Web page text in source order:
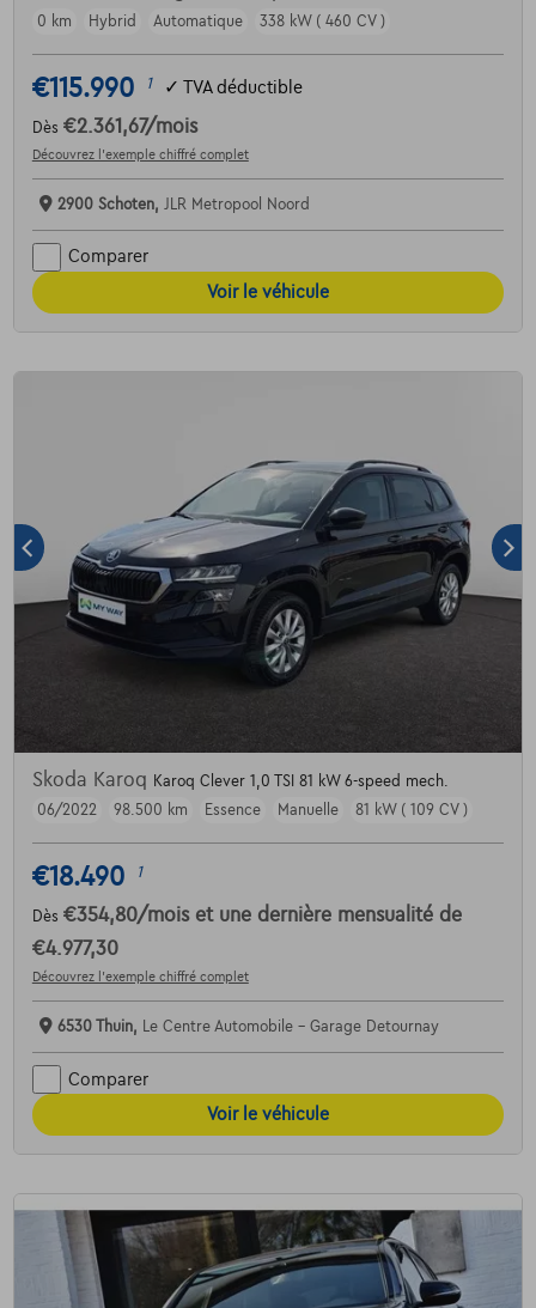
0 km
Hybrid Automatique 338 kW ( 460 CV )
€115.990 1 ✓ TVA déductible
Dès €2.361,67/mois
Découvrez l’exemple chiffré complet
2900 Schoten, JLR Metropool Noord
Comparer
Voir le véhicule
Skoda Karoq Karoq Clever 1,0 TSI 81 kW 6-speed mech.
06/2022
98.500 km Essence Manuelle 81 kW ( 109 CV )
€18.490 1
Dès €354,80/mois et une dernière mensualité de
€4.977,30
Découvrez l’exemple chiffré complet
6530 Thuin, Le Centre Automobile - Garage Detournay
Comparer
Voir le véhicule